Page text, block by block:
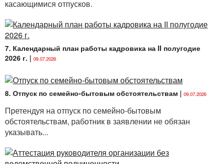
касающимися отпусков.
7. Календарный план работы кадровика на II полугодие
2026 г. | 09.07.2026
8. Отпуск по семейно-бытовым обстоятельствам | 09.07.2026
Претендуя на отпуск по семейно-бытовым
обстоятельствам, работник в заявлении не обязан
указывать...